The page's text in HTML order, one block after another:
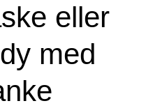
eller
med